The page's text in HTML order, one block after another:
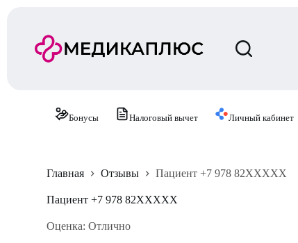
Бонусы Налоговый вычет Личный кабинет
Главная Отзывы Пациент +7 978 82XXXXX
Пациент +7 978 82XXXXX
Оценка: Отлично